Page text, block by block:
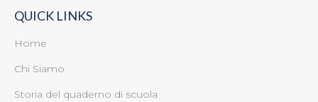
QUICK LINKS
Home
Chi Siamo
Storia del quaderno di scuola